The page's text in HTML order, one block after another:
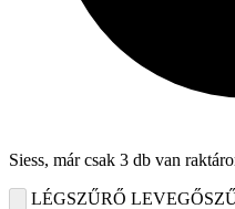
Siess, már csak 3 db van
LÉGSZŰRŐ